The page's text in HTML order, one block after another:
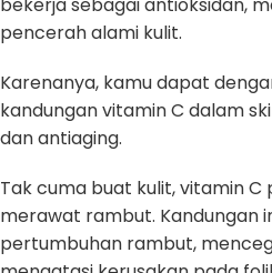
pencerah alami kulit.
Karenanya, kamu dapat
kandungan vitamin C dalam
dan antiaging.
Tak cuma buat kulit, vitamin
merawat rambut. Kandungan
pertumbuhan rambut,